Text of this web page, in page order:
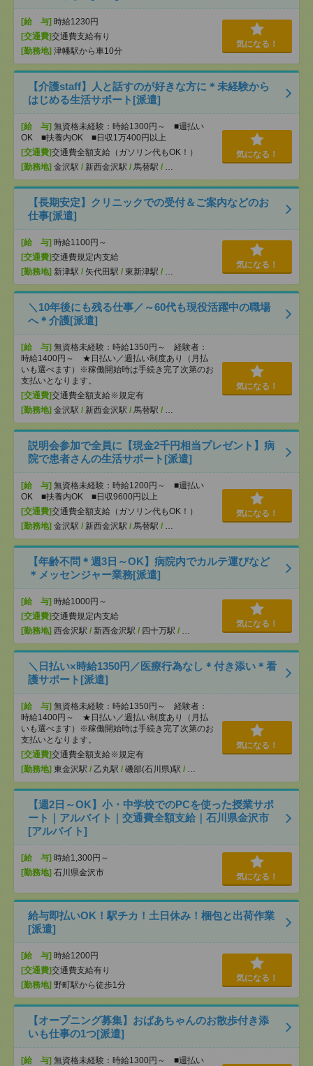
[給 与] 時給1230円
[交通費]交通費支給有り
[勤務地] 津幡駅から車10分
気になる！
【介護staff】人と話すのが好きな方に＊未経験から
はじめる生活サポート[派遣]
[給 与] 無資格未経験：時給1300円～ ■週払い
OK ■扶養内OK ■日収1万400円以上
[交通費]交通費全額支給（ガソリン代もOK！）
[勤務地] 金沢駅 / 新西金沢駅 / 馬替駅 / …
気になる！
【長期安定】クリニックでの受付＆ご案内などのお
仕事[派遣]
[給 与] 時給1100円～
[交通費]交通費規定内支給
[勤務地] 新津駅 / 矢代田駅 / 東新津駅 / …
気になる！
＼10年後にも残る仕事／～60代も現役活躍中の職場
へ＊介護[派遣]
[給 与] 無資格未経験：時給1350円～ 経験者：
時給1400円～ ★日払い／週払い制度あり（月払
いも選べます）※稼働開始時は手続き完了次第のお
支払いとなります。
[交通費]交通費全額支給※規定有
[勤務地] 金沢駅 / 新西金沢駅 / 馬替駅 / …
気になる！
説明会参加で全員に【現金2千円相当プレゼント】病
院で患者さんの生活サポート[派遣]
[給 与] 無資格未経験：時給1200円～ ■週払い
OK ■扶養内OK ■日収9600円以上
[交通費]交通費全額支給（ガソリン代もOK！）
[勤務地] 金沢駅 / 新西金沢駅 / 馬替駅 / …
気になる！
【年齢不問＊週3日～OK】病院内でカルテ運びなど
＊メッセンジャー業務[派遣]
[給 与] 時給1000円～
[交通費]交通費規定内支給
[勤務地] 西金沢駅 / 新西金沢駅 / 四十万駅 / …
気になる！
＼日払い×時給1350円／医療行為なし＊付き添い＊看
護サポート[派遣]
[給 与] 無資格未経験：時給1350円～ 経験者：
時給1400円～ ★日払い／週払い制度あり（月払
いも選べます）※稼働開始時は手続き完了次第のお
支払いとなります。
[交通費]交通費全額支給※規定有
[勤務地] 東金沢駅 / 乙丸駅 / 磯部(石川県)駅 / …
気になる！
【週2日～OK】小・中学校でのPCを使った授業サポ
ート｜アルバイト｜交通費全額支給｜石川県金沢市
[アルバイト]
[給 与] 時給1,300円～
[勤務地] 石川県金沢市 気になる！
給与即払いOK！駅チカ！土日休み！梱包と出荷作業
[派遣]
[給 与] 時給1200円
[交通費]交通費支給有り
[勤務地] 野町駅から徒歩1分
気になる！
【オープニング募集】おばあちゃんのお散歩付き添
いも仕事の1つ[派遣]
[給 与] 無資格未経験：時給1300円～ ■週払い